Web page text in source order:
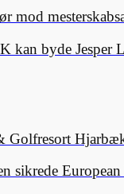
mod
kan byde
Golfresort
sikrede